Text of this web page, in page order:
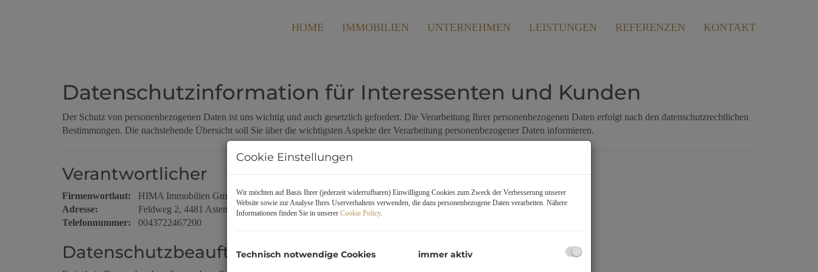
HOME IMMOBILIEN UNTERNEHMEN LEISTUNGEN REFERENZEN KONTAKT
Datenschutzinformation für Interessenten und Kunden
Der Schutz von personenbezogenen Daten ist uns wichtig und auch gesetzlich gefordert. Die Verarbeitung Ihrer personenbezogenen Daten erfolgt nach den datenschutzrechtlichen
Bestimmungen. Die nachstehende Übersicht soll Sie über die wichtigsten Aspekte der Verarbeitung personenbezogener Daten informieren.
Verantwortlicher
Firmenwortlaut:
HIMA Immobilien GmbH
Adresse:
Feldweg 2, 4481 Asten, Österreich
Telefonnummer:
0043722467200
Datenschutzbeauftragter
Cookie Einstellungen
Wir möchten auf Basis Ihrer (jederzeit widerrufbaren) Einwilligung Cookies zum Zweck der Verbesserung unserer
Website sowie zur Analyse Ihres Userverhaltens verwenden, die dazu personenbezogene Daten verarbeiten. Nähere
Informationen finden Sie in unserer Cookie Policy.
Technisch notwendige Cookies immer aktiv